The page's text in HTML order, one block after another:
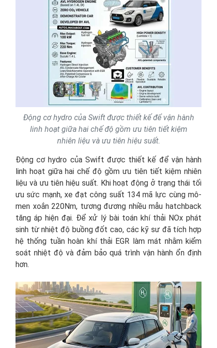
Động cơ hydro của Swift được thiết kế để vận hành
linh hoạt giữa hai chế độ gồm ưu tiên tiết kiệm
nhiên liệu và ưu tiên hiệu suất.
Động cơ hydro của Swift được thiết kế để vận hành
linh hoạt giữa hai chế độ gồm ưu tiên tiết kiệm nhiên
liệu và ưu tiên hiệu suất. Khi hoạt động ở trạng thái tối
ưu sức mạnh, xe đạt công suất 134 mã lực cùng mô-
men xoắn 220Nm, tương đương nhiều mẫu hatchback
tăng áp hiện đại. Để xử lý bài toán khí thải NOx phát
sinh từ nhiệt độ buồng đốt cao, các kỹ sư đã tích hợp
hệ thống tuần hoàn khí thải EGR làm mát nhằm kiểm
soát nhiệt độ và đảm bảo quá trình vận hành ổn định
hơn.